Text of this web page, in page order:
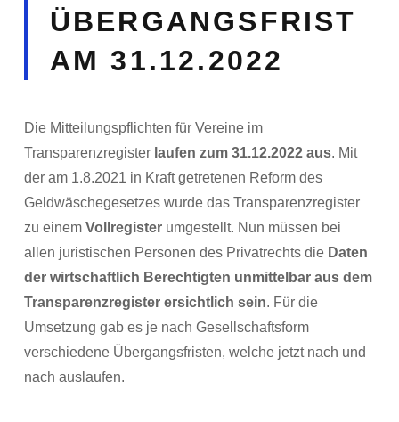
ÜBERGANGSFRIST
AM 31.12.2022
Die Mitteilungspflichten für Vereine im
Transparenzregister laufen zum 31.12.2022 aus. Mit
der am 1.8.2021 in Kraft getretenen Reform des
Geldwäschegesetzes wurde das Transparenzregister
zu einem Vollregisterumgestellt. Nun müssen bei
allen juristischen Personen des Privatrechts die Daten
der wirtschaftlich Berechtigten unmittelbar aus dem
Transparenzregister ersichtlich sein. Für die
Umsetzung gab es je nach Gesellschaftsform
verschiedene Übergangsfristen, welche jetzt nach und
nach auslaufen.